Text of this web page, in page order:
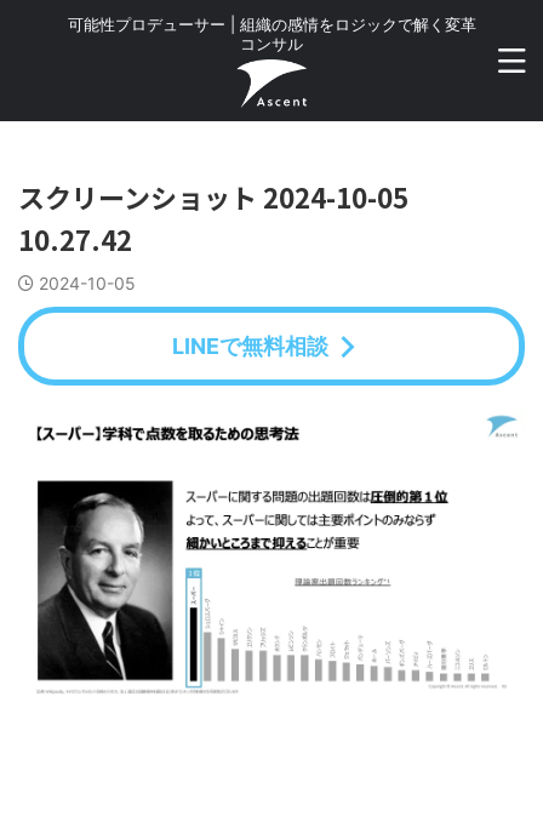
可能性プロデューサー | 組織の感情をロジックで解く変革
コンサル
スクリーンショット 2024-10-05
10.27.42
2024-10-05
LINEで無料相談